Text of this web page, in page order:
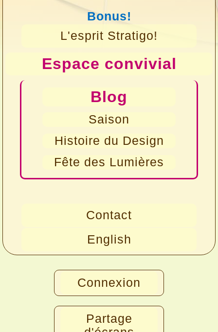
Bonus!
L'esprit Stratigo!
Espace convivial
Blog
Saison
Histoire du Design
Fête des Lumières
Contact
English
Connexion
Partage